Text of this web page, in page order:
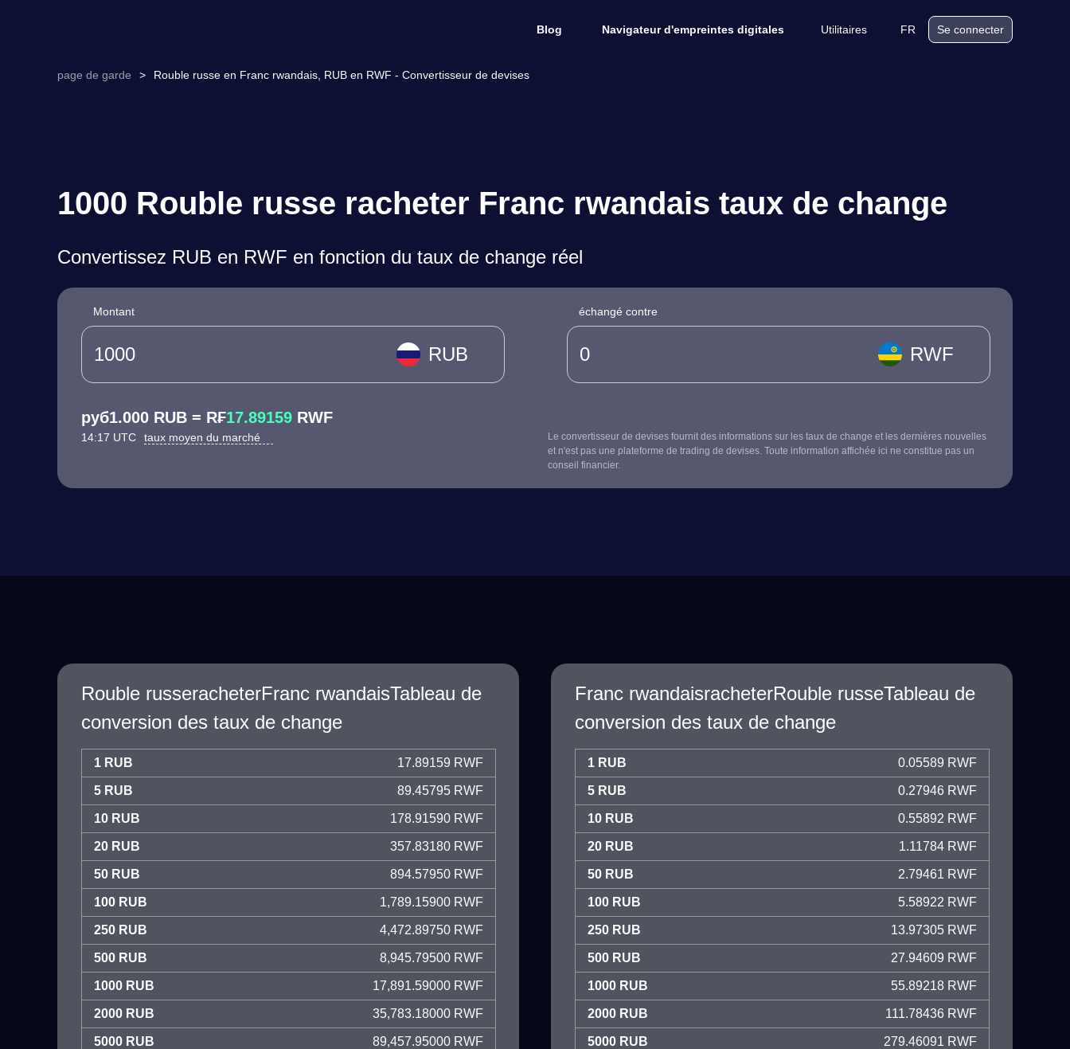
Blog Navigateur d'empreintes digitales Utilitaires FR Se connecter
page de garde > Rouble russe en Franc rwandais, RUB en RWF - Convertisseur de devises
1000 Rouble russe racheter Franc rwandais taux de change
Convertissez RUB en RWF en fonction du taux de change réel
Montant
RUB
échangé contre
RWF
руб1.000 RUB = R₣17.89159 RWF
14:17 UTC taux moyen du marché
Le convertisseur de devises fournit des informations sur les taux de change et les dernières nouvelles
et n'est pas une plateforme de trading de devises. Toute information affichée ici ne constitue pas un
conseil financier.
Rouble russeracheterFranc rwandaisTableau de
conversion des taux de change
1 RUB 17.89159 RWF
5 RUB 89.45795 RWF
10 RUB 178.91590 RWF
20 RUB 357.83180 RWF
50 RUB 894.57950 RWF
100 RUB 1,789.15900 RWF
250 RUB 4,472.89750 RWF
500 RUB 8,945.79500 RWF
1000 RUB 17,891.59000 RWF
2000 RUB 35,783.18000 RWF
5000 RUB 89,457.95000 RWF
Franc rwandaisracheterRouble russeTableau de
conversion des taux de change
1 RUB 0.05589 RWF
5 RUB 0.27946 RWF
10 RUB 0.55892 RWF
20 RUB 1.11784 RWF
50 RUB 2.79461 RWF
100 RUB 5.58922 RWF
250 RUB 13.97305 RWF
500 RUB 27.94609 RWF
1000 RUB 55.89218 RWF
2000 RUB 111.78436 RWF
5000 RUB 279.46091 RWF